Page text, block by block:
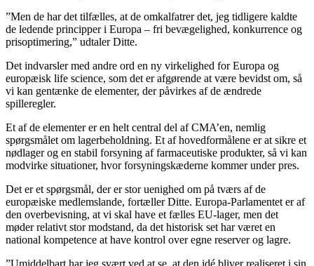
”Men de har det tilfælles, at de omkalfatrer det, jeg tidligere kaldte
de ledende principper i Europa – fri bevægelighed, konkurrence og
prisoptimering,” udtaler Ditte.
Det indvarsler med andre ord en ny virkelighed for Europa og
europæisk life science, som det er afgørende at være bevidst om, så
vi kan gentænke de elementer, der påvirkes af de ændrede
spilleregler.
Et af de elementer er en helt central del af CMA’en, nemlig
spørgsmålet om lagerbeholdning. Et af hovedformålene er at sikre et
nødlager og en stabil forsyning af farmaceutiske produkter, så vi kan
modvirke situationer, hvor forsyningskæderne kommer under pres.
Det er et spørgsmål, der er stor uenighed om på tværs af de
europæiske medlemslande, fortæller Ditte. Europa-Parlamentet er af
den overbevisning, at vi skal have et fælles EU-lager, men det
møder relativt stor modstand, da det historisk set har været en
national kompetence at have kontrol over egne reserver og lagre.